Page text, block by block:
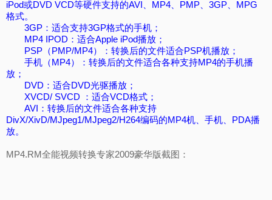
iPod或DVD VCD等硬件支持的AVI、MP4、PMP、3GP、MPG
格式。
3GP：适合支持3GP格式的手机；
MP4 IPOD：适合Apple iPod播放；
PSP（PMP/MP4）：转换后的文件适合PSP机播放；
手机（MP4）：转换后的文件适合各种支持MP4的手机播
放；
DVD：适合DVD光驱播放；
XVCD/ SVCD ：适合VCD格式；
AVI：转换后的文件适合各种支持
DivX/XivD/MJpeg1/MJpeg2/H264编码的MP4机、手机、PDA播
放。
MP4.RM全能视频转换专家2009豪华版截图：